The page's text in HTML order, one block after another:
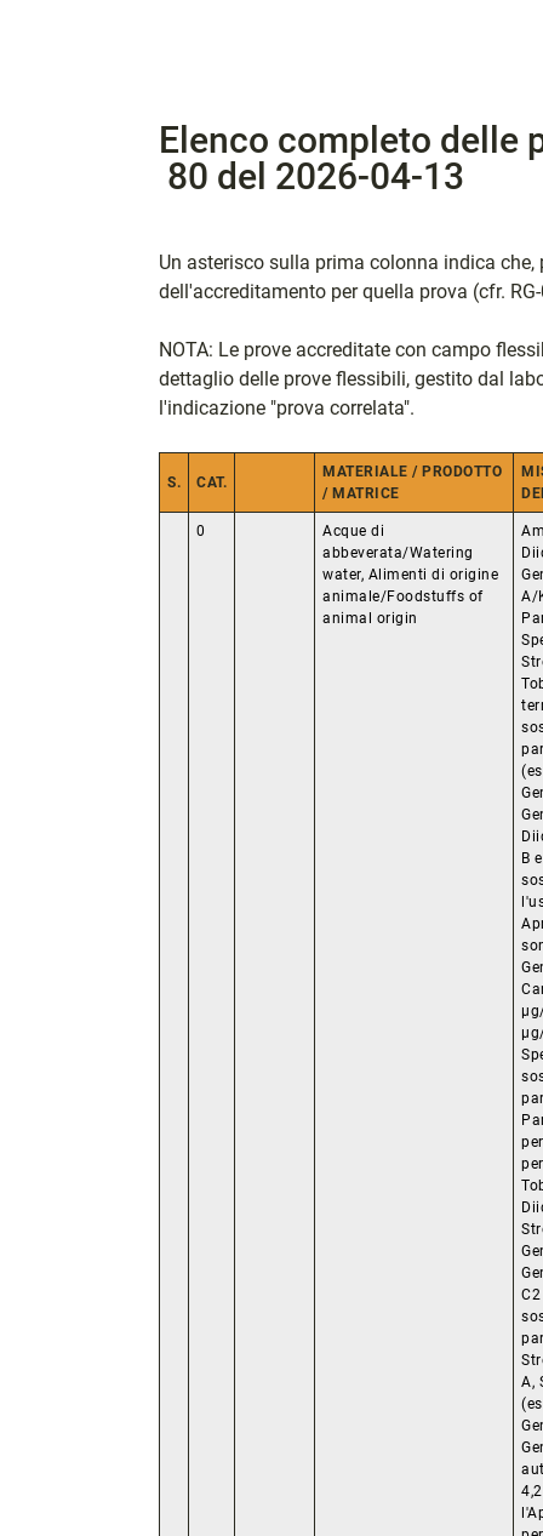
Elenco completo delle
80 del 2026-04-13
Un asterisco sulla prima colonna indica
dell'accreditamento per quella prova (cfr.
NOTA: Le prove accreditate con campo
dettaglio delle prove flessibili, gestito dal
l'indicazione "prova correlata".
S. CAT.
MATERIALE / PRODOTTO
/ MATRICE
0
Acque di
abbeverata/Watering
water, Alimenti di origine
animale/Foodstuffs of
animal origin
A/
B
A,